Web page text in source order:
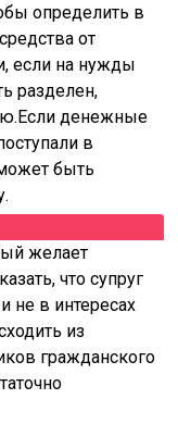
определить в
от
если на нужды
разделен,
денежные
в
быть
желает
что супруг
не в интересах
из
гражданского